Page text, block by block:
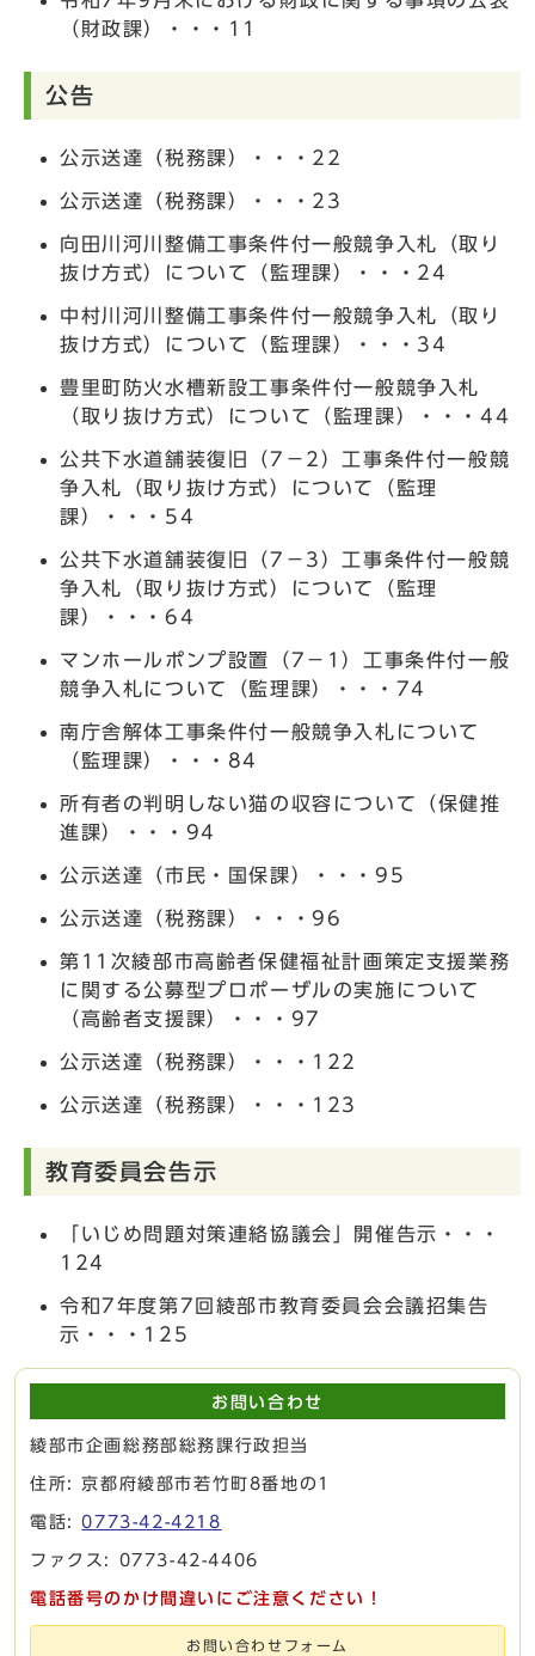
（財政課）・・・11
公告
公示送達（税務課）・・・22
公示送達（税務課）・・・23
向田川河川整備工事条件付一般競争入札（取り
抜け方式）について（監理課）・・・24
中村川河川整備工事条件付一般競争入札（取り
抜け方式）について（監理課）・・・34
豊里町防火水槽新設工事条件付一般競争入札
（取り抜け方式）について（監理課）・・・44
公共下水道舗装復旧（7－2）工事条件付一般競
争入札（取り抜け方式）について（監理
課）・・・54
公共下水道舗装復旧（7－3）工事条件付一般競
争入札（取り抜け方式）について（監理
課）・・・64
マンホールポンプ設置（7－1）工事条件付一般
競争入札について（監理課）・・・74
南庁舎解体工事条件付一般競争入札について
（監理課）・・・84
所有者の判明しない猫の収容について（保健推
進課）・・・94
公示送達（市民・国保課）・・・95
公示送達（税務課）・・・96
第11次綾部市高齢者保健福祉計画策定支援業務
に関する公募型プロポーザルの実施について
（高齢者支援課）・・・97
公示送達（税務課）・・・122
公示送達（税務課）・・・123
教育委員会告示
「いじめ問題対策連絡協議会」開催告示・・・
124
令和7年度第7回綾部市教育委員会会議招集告
示・・・125
お問い合わせ
綾部市企画総務部総務課行政担当
住所: 京都府綾部市若竹町8番地の1
電話:0773-42-4218
ファクス: 0773-42-4406
電話番号のかけ間違いにご注意ください！
お問い合わせフォーム